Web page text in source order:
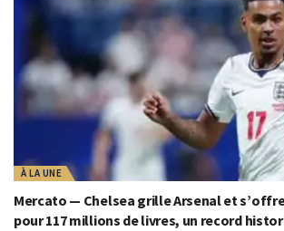
À LA UNE
Mercato — Chelsea grille Arsenal et
pour 117 millions de livres, un record